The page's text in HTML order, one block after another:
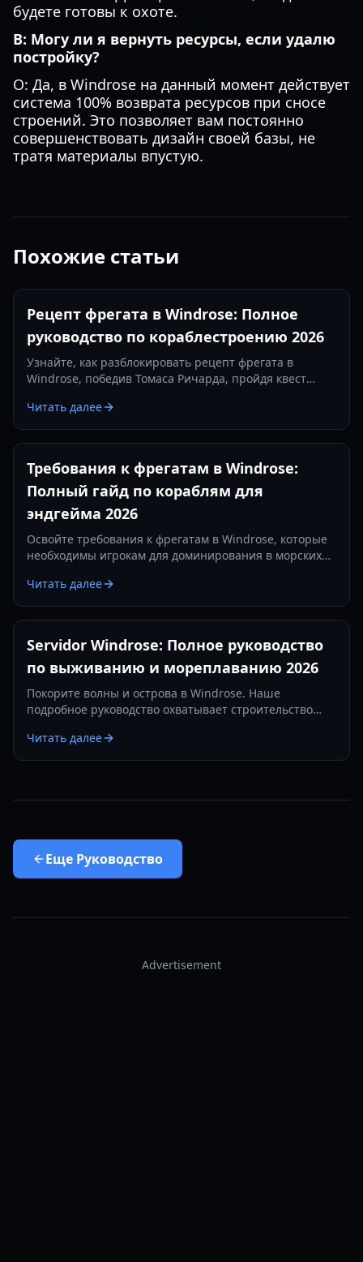
будете готовы к охоте.
В: Могу ли я вернуть ресурсы, если удалю
постройку?
О: Да, в Windrose на данный момент действует
система 100% возврата ресурсов при сносе
строений. Это позволяет вам постоянно
совершенствовать дизайн своей базы, не
тратя материалы впустую.
Похожие статьи
Рецепт фрегата в Windrose: Полное
руководство по кораблестроению 2026
Узнайте, как разблокировать рецепт фрегата в
Windrose, победив Томаса Ричарда, пройдя квест
изготовив железные слитки.
Читать далее
Требования к фрегатам в Windrose:
Полный гайд по кораблям для
эндгейма 2026
Освойте требования к фрегатам в Windrose, которые
необходимы игрокам для доминирования в морских
предметах защиты и тактиках на 2026 год.
Читать далее
Servidor Windrose: Полное руководство
по выживанию и мореплаванию 2026
Покорите волны и острова в Windrose. Наше
подробное руководство охватывает строительство
году.
Читать далее
Еще Руководство
Advertisement